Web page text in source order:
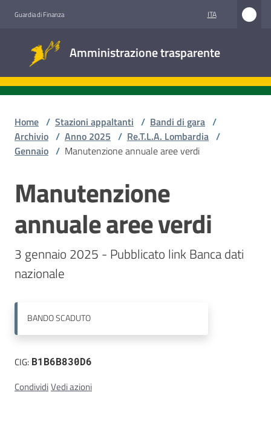
Guardia di Finanza ITA
Amministrazione trasparente
trasparente
Accesso
Stazioni
appaltanti
Contatti
Home / Stazioni appaltanti / Bandi di gara /
Archivio / Anno 2025 / Re.T.L.A. Lombardia /
Gennaio / Manutenzione annuale aree verdi
Salta al contenuto
Manutenzione
annuale aree verdi
3 gennaio 2025 - Pubblicato link Banca dati
nazionale
BANDOSCADUTO
CIG: B1B6B830D6
CondividiVedi azioni